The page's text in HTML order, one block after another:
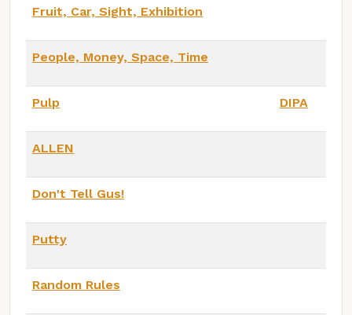
Fruit, Car, Sight, Exhibition
People, Money, Space, Time
Pulp DIPA
ALLEN
Don't Tell Gus!
Putty
Random Rules